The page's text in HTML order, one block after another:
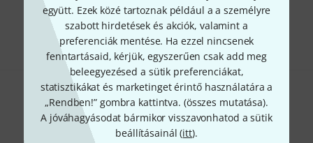
együtt. Ezek közé tartoznak például a a személyre
szabott hirdetések és akciók, valamint a
preferenciák mentése. Ha ezzel nincsenek
fenntartásaid, kérjük, egyszerűen csak add meg
beleegyezésed a sütik preferenciákat,
statisztikákat és marketinget érintő használatára a
„Rendben!” gombra kattintva. (összes mutatása).
A jóváhagyásodat bármikor visszavonhatod a sütik
beállításainál (itt).
Megosztás Súgó & Visszajelzések